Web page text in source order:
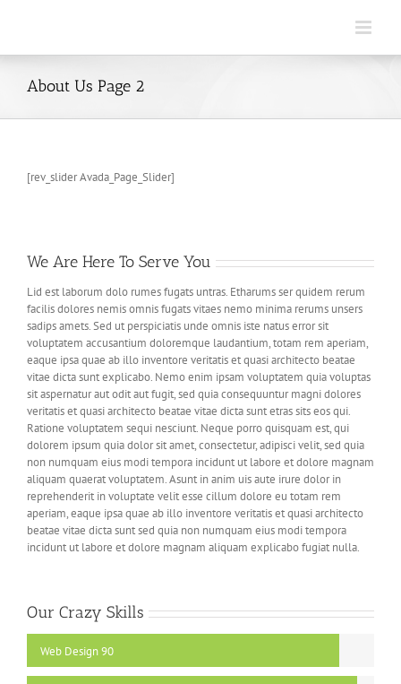
About Us Page 2
[rev_slider Avada_Page_Slider]
We Are Here To Serve You
Lid est laborum dolo rumes fugats untras. Etharums ser quidem rerum
facilis dolores nemis omnis fugats vitaes nemo minima rerums unsers
sadips amets. Sed ut perspiciatis unde omnis iste natus error sit
voluptatem accusantium doloremque laudantium, totam rem aperiam,
eaque ipsa quae ab illo inventore veritatis et quasi architecto beatae
vitae dicta sunt explicabo. Nemo enim ipsam voluptatem quia voluptas
sit aspernatur aut odit aut fugit, sed quia consequuntur magni dolores
veritatis et quasi architecto beatae vitae dicta sunt etras sits eos qui.
Ratione voluptatem sequi nesciunt. Neque porro quisquam est, qui
dolorem ipsum quia dolor sit amet, consectetur, adipisci velit, sed quia
non numquam eius modi tempora incidunt ut labore et dolore magnam
aliquam quaerat voluptatem. Asunt in anim uis aute irure dolor in
reprehenderit in voluptate velit esse cillum dolore eu totam rem
aperiam, eaque ipsa quae ab illo inventore veritatis et quasi architecto
beatae vitae dicta sunt sed quia non numquam eius modi tempora
incidunt ut labore et dolore magnam aliquam explicabo fugiat nulla.
Our Crazy Skills
Web Design90